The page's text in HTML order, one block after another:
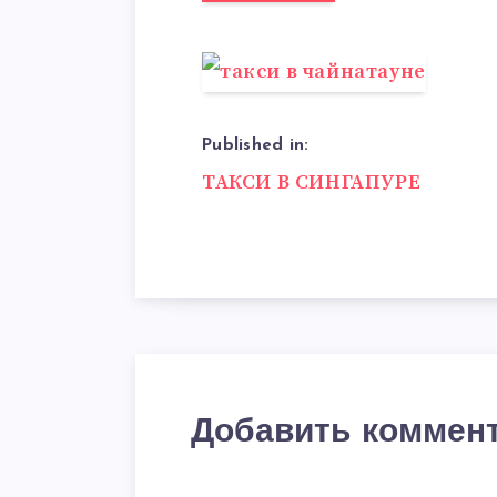
Published in:
Навигация
ТАКСИ В СИНГАПУРЕ
Добавить